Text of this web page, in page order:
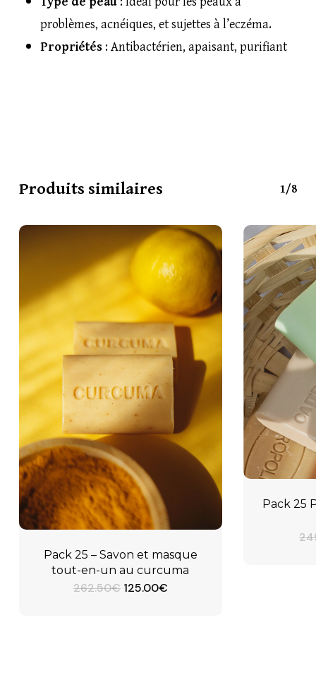
problèmes, acnéiques, et sujettes à l’eczéma.
Propriétés: Antibactérien, apaisant, purifiant
Produits similaires 1/8
Pack 25 – Savon et masque
tout-en-un au curcuma
262.50€ Le
125.00€Le
Pack 25